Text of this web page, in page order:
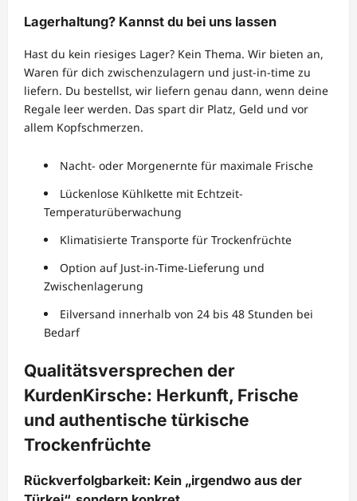
Lagerhaltung? Kannst du bei uns lassen
Hast du kein riesiges Lager? Kein Thema. Wir bieten an,
Waren für dich zwischenzulagern und just-in-time zu
liefern. Du bestellst, wir liefern genau dann, wenn deine
Regale leer werden. Das spart dir Platz, Geld und vor
allem Kopfschmerzen.
Nacht- oder Morgenernte für maximale Frische
Lückenlose Kühlkette mit Echtzeit-
Temperaturüberwachung
Klimatisierte Transporte für Trockenfrüchte
Option auf Just-in-Time-Lieferung und
Zwischenlagerung
Eilversand innerhalb von 24 bis 48 Stunden bei
Bedarf
Qualitätsversprechen der
KurdenKirsche: Herkunft, Frische
und authentische türkische
Trockenfrüchte
Rückverfolgbarkeit: Kein „irgendwo aus der